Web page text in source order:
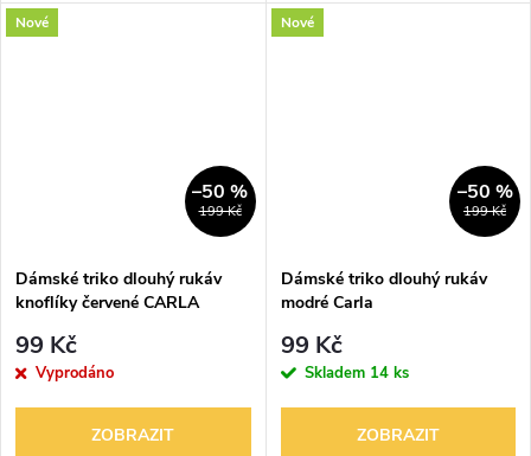
Nové
199 Kč
–50 %
Dámské triko dlouhý rukáv
knoflíky červené CARLA
99 Kč
Vyprodáno
ZOBRAZIT
Nové
199 Kč
–50 %
Dámské triko dlouhý rukáv
modré Carla
99 Kč
Skladem 14 ks
ZOBRAZIT